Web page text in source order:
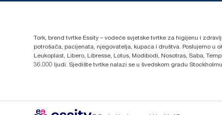
Tork, brend tvrtke Essity – vodeće svjetske tvrtke za higijenu i
potrošača, pacijenata, njegovatelja, kupaca i društva. Poslujemo u
Leukoplast, Libero, Libresse, Lotus, Modibodi, Nosotras, Saba,
36.000 ljudi. Sjedište tvrtke nalazi se u švedskom gradu